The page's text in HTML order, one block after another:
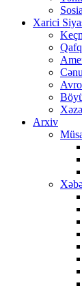
Xarici
Arxiv